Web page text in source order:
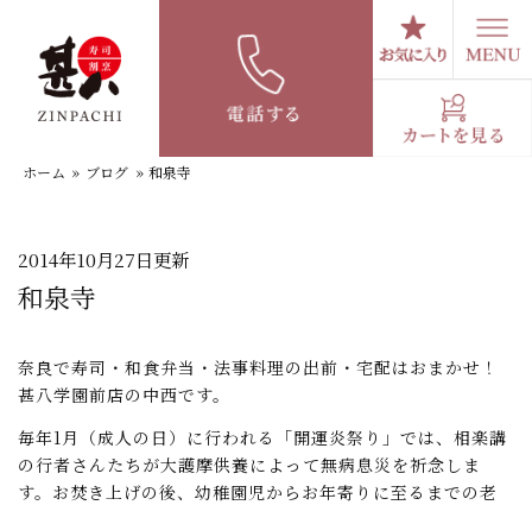
スタッフブログ
ホーム » ブログ » 和泉寺
2014年10月27日更新
和泉寺
奈良で寿司・和食弁当・法事料理の出前・宅配はおまかせ！
甚八学園前店の中西です。
毎年1月（成人の日）に行われる「開運炎祭り」では、相楽講
の行者さんたちが大護摩供養によって無病息災を祈念しま
す。お焚き上げの後、幼稚園児からお年寄りに至るまでの老